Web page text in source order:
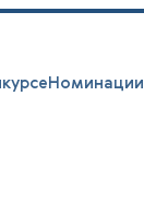
Номинации